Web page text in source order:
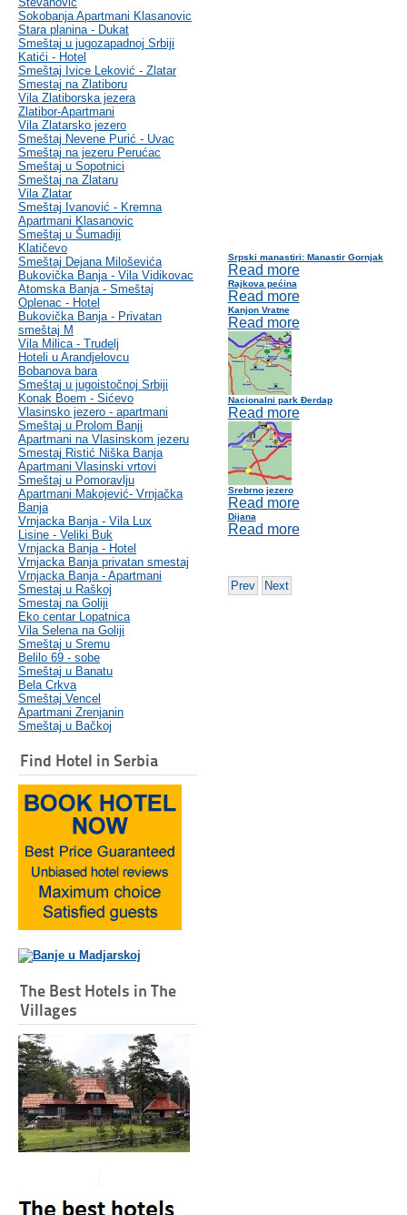
Sokobanja Apartmani Klasanovic
Stara planina - Dukat
Smeštaj u jugozapadnoj Srbiji
Katići - Hotel
Smeštaj Ivice Leković - Zlatar
Smestaj na Zlatiboru
Vila Zlatiborska jezera
Zlatibor-Apartmani
Vila Zlatarsko jezero
Smeštaj Nevene Purić - Uvac
Smeštaj na jezeru Perućac
Smeštaj u Sopotnici
Smeštaj na Zlataru
Vila Zlatar
Smeštaj Ivanović - Kremna
Apartmani Klasanovic
Smeštaj u Šumadiji
Klatičevo
Smeštaj Dejana Miloševića
Bukovička Banja - Vila Vidikovac
Atomska Banja - Smeštaj
Oplenac - Hotel
Bukovička Banja - Privatan
smeštaj M
Vila Milica - Trudelj
Hoteli u Arandjelovcu
Bobanova bara
Smeštaj u jugoistočnoj Srbiji
Konak Boem - Sićevo
Vlasinsko jezero - apartmani
Smeštaj u Prolom Banji
Apartmani na Vlasinskom jezeru
Smestaj Ristić Niška Banja
Apartmani Vlasinski vrtovi
Smeštaj u Pomoravlju
Apartmani Makojević- Vrnjačka
Banja
Vrnjacka Banja - Vila Lux
Lisine - Veliki Buk
Vrnjacka Banja - Hotel
Vrnjacka Banja privatan smestaj
Vrnjacka Banja - Apartmani
Smestaj u Raškoj
Smestaj na Goliji
Eko centar Lopatnica
Vila Selena na Goliji
Smeštaj u Sremu
Belilo 69 - sobe
Smeštaj u Banatu
Bela Crkva
Smeštaj Vencel
Apartmani Zrenjanin
Smeštaj u Bačkoj
Find Hotel in Serbia
The Best Hotels in The
Villages
Srpski manastiri: Manastir Gornjak
Read more
Rajkova pećina
Read more
Kanjon Vratne
Read more
Nacionalni park Đerdap
Read more
Srebrno jezero
Read more
Dijana
Read more
Prev Next